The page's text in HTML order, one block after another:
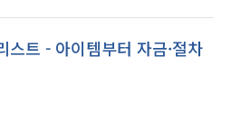
스트 - 아이템부터 자금·절차